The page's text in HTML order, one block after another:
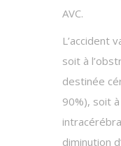
AVC.
L’accident
soit à
destinée
90%), soit
diminution